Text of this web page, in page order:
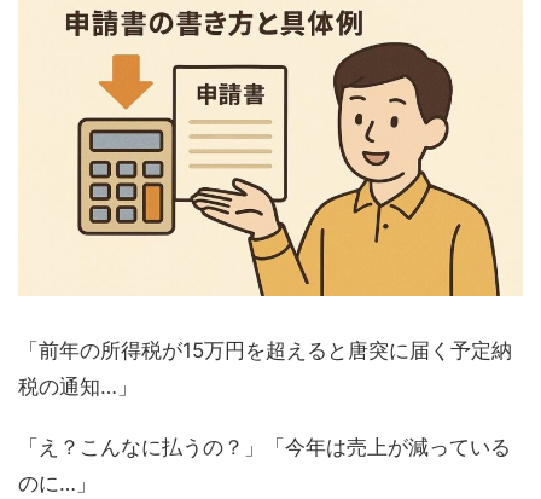
「前年の所得税が15万円を超えると唐突に届く予定納
税の通知…」
「え？こんなに払うの？」「今年は売上が減っている
のに…」